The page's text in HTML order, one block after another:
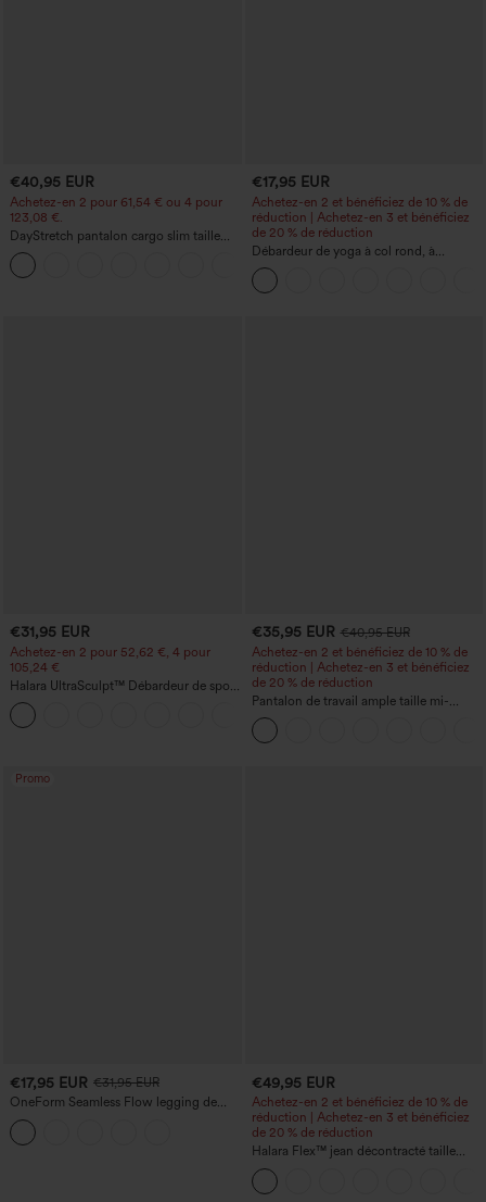
€40,95 EUR
Achetez-en 2 pour 61,54 € ou 4 pour
123,08 €.
DayStretch pantalon cargo slim taille
haute, poches zippées, uni
€17,95 EUR
Achetez-en 2 et bénéficiez de 10 % de
réduction | Achetez-en 3 et bénéficiez
de 20 % de réduction
Débardeur de yoga à col rond, à
fronces, effet rafraîchissant - UPF50+
€31,95 EUR
Achetez-en 2 pour 52,62 €, 4 pour
105,24 €
Halara UltraSculpt™ Débardeur de sport
à col rond et ourlet arrondi
€35,95 EUR €40,95 EUR
Achetez-en 2 et bénéficiez de 10 % de
réduction | Achetez-en 3 et bénéficiez
de 20 % de réduction
Pantalon de travail ample taille mi-
haute, coupe « barrel » (jambe en forme
de tonneau) avec poches
Promo
€17,95 EUR €31,95 EUR
OneForm Seamless Flow legging de
yoga taille haute, gainant pour le ventre
et effet rehausseur de fesses
€49,95 EUR
Achetez-en 2 et bénéficiez de 10 % de
réduction | Achetez-en 3 et bénéficiez
de 20 % de réduction
Halara Flex™ jean décontracté taille
haute à effet gainant, coupe large, avec
poches